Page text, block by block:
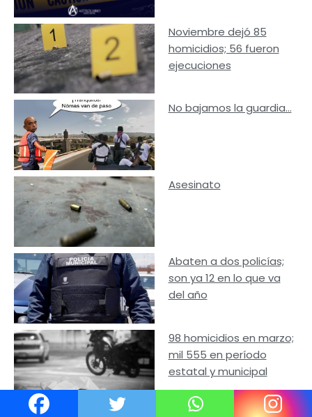
Noviembre dejó 85
homicidios; 56 fueron
ejecuciones
No bajamos la guardia…
Asesinato
Abaten a dos policías;
son ya 12 en lo que va
del año
98 homicidios en marzo;
mil 555 en período
estatal y municipal